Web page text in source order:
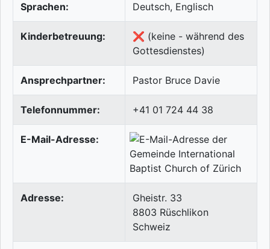
Sprachen: Deutsch, Englisch
Kinderbetreuung:
❌ (keine - während des
Gottesdienstes)
Ansprechpartner: Pastor Bruce Davie
Telefonnummer: +41 01 724 44 38
E-Mail-Adresse:
Adresse:
Gheistr. 33
8803 Rüschlikon
Schweiz